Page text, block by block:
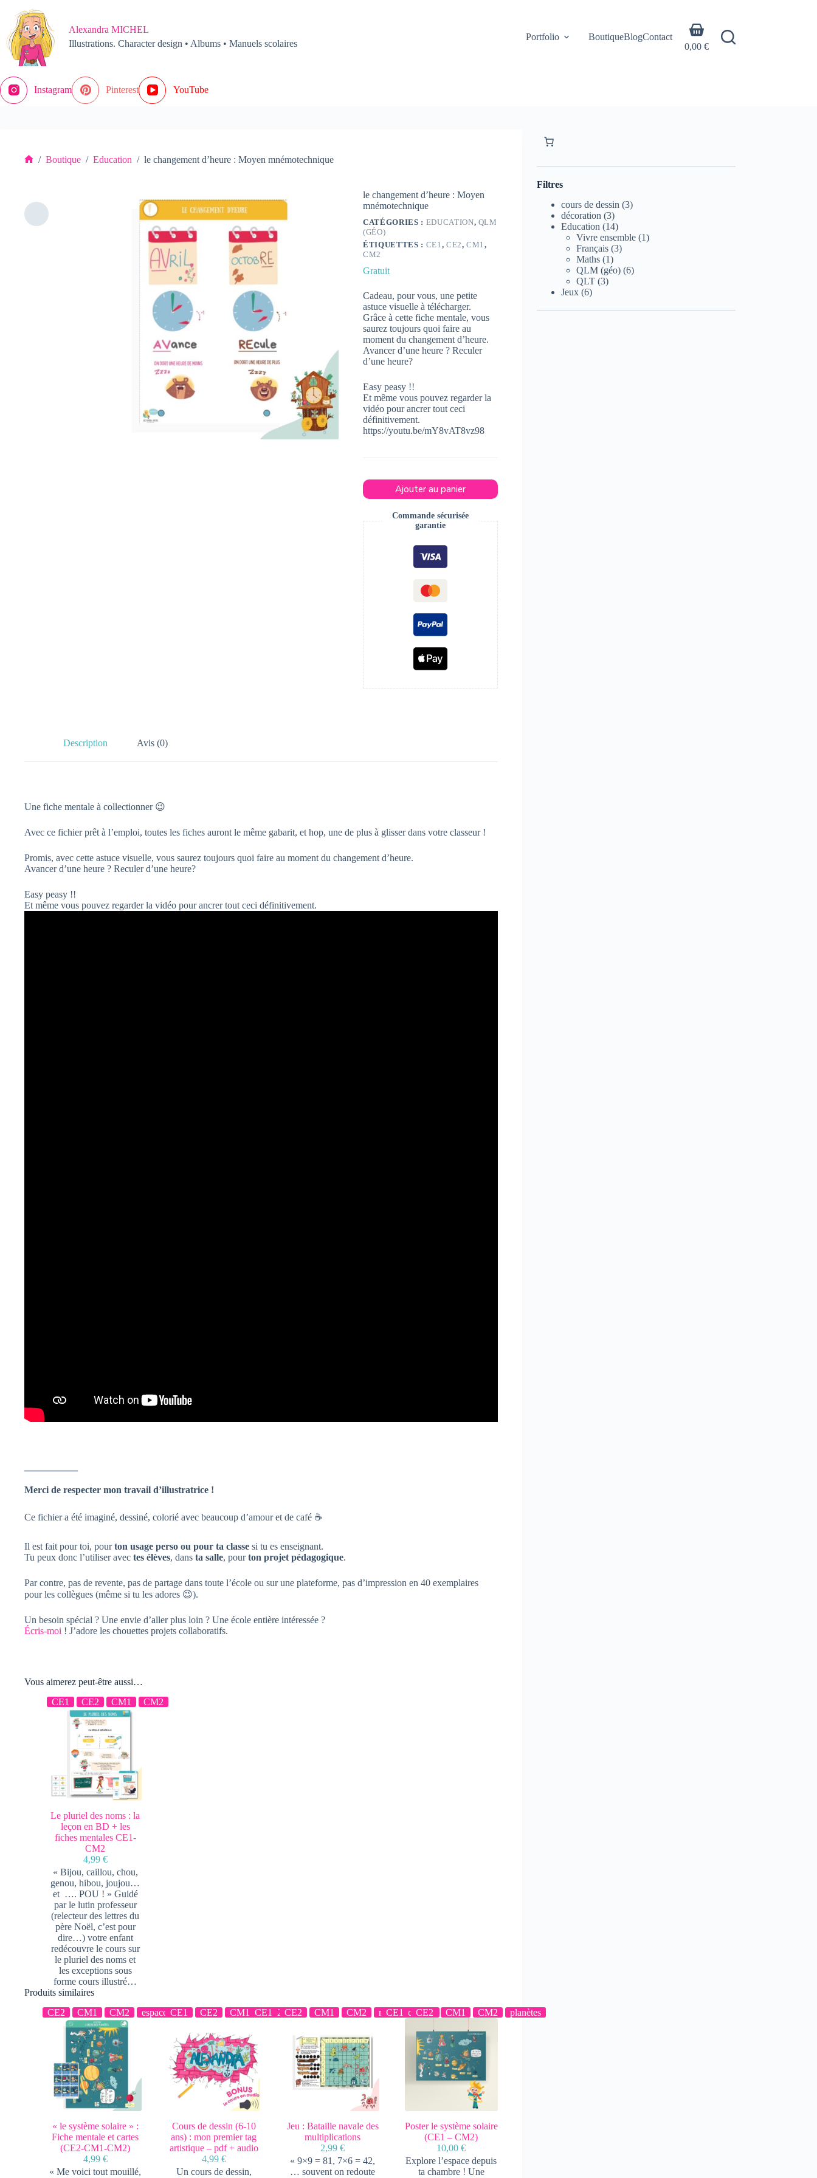
contenu
Alexandra MICHEL
Illustrations. Character design • Albums • Manuels scolaires
Portfolio BoutiqueBlogContact
Panier
d’achat
0,00 €
Instagram Pinterest YouTube
/ Boutique / Education / le changement d’heure : Moyen mnémotechnique
le changement d’heure : Moyen
mnémotechnique
CATÉGORIES : EDUCATION, QLM
(GÉO)
ÉTIQUETTES : CE1, CE2,CM1,
CM2
Gratuit
Cadeau, pour vous, une petite
astuce visuelle à télécharger.
Grâce à cette fiche mentale, vous
saurez toujours quoi faire au
moment du changement d’heure.
Avancer d’une heure ? Reculer
d’une heure?
Easy peasy !!
Et même vous pouvez regarder la
vidéo pour ancrer tout ceci
définitivement.
https://youtu.be/mY8vAT8vz98
Ajouter au panier
Commande sécurisée
garantie
Description Avis (0)
Une fiche mentale à collectionner 😉
Avec ce fichier prêt à l’emploi, toutes les fiches auront le même gabarit, et hop, une de plus à glisser dans votre classeur !
Promis, avec cette astuce visuelle, vous saurez toujours quoi faire au moment du changement d’heure.
Avancer d’une heure ? Reculer d’une heure?
Easy peasy !!
Et même vous pouvez regarder la vidéo pour ancrer tout ceci définitivement.
—————–
Merci de respecter mon travail d’illustratrice !
Ce fichier a été imaginé, dessiné, colorié avec beaucoup d’amour et de café ☕
Il est fait pour toi, pourton usage perso ou pour ta classe si tu es enseignant.
Tu peux donc l’utiliser avec tes élèves, dans ta salle, pourton projet pédagogique.
Par contre, pas de revente, pas de partage dans toute l’école ou sur une plateforme, pas d’impression en 40 exemplaires
pour les collègues (même si tu les adores 😉).
Un besoin spécial ? Une envie d’aller plus loin ? Une école entière intéressée ?
Écris-moi ! J’adore les chouettes projets collaboratifs.
Vous aimerez peut-être aussi…
CE1
CE2 CM1 CM2
Le pluriel des noms : la
leçon en BD + les
fiches mentales CE1-
CM2
4,99 €
« Bijou, caillou, chou,
genou, hibou, joujou…
et …. POU ! » Guidé
par le lutin professeur
(relecteur des lettres du
père Noël, c’est pour
dire…) votre enfant
redécouvre le cours sur
le pluriel des noms et
les exceptions sous
forme cours illustré…
Produits similaires
CE2
CM1 CM2 espace
« le système solaire » :
Fiche mentale et cartes
(CE2-CM1-CM2)
4,99 €
« Me voici tout mouillé,
CE1 CE2 CM1 CM2
Cours de dessin (6-10
ans) : mon premier tag
artistique – pdf + audio
4,99 €
Un cours de dessin,
CE1 CE2 CM1 CM2 mutliplications
Jeu : Bataille navale des
multiplications
2,99 €
« 9×9 = 81, 7×6 = 42,
… souvent on redoute
CE1 CE2 CM1 CM2 planètes
Poster le système solaire
(CE1 – CM2)
10,00€
Explore l’espace depuis
ta chambre ! Une
Filtres
cours de dessin 33
décoration 33
produits
Education 1414
produits
Vivre ensemble 11
Français 33
Maths 11
produit
QLM (géo) 66
QLT 33
Jeux 66